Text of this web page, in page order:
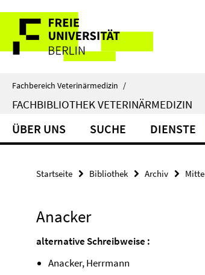
direkt
Inhalt
Service-
Navigation
Fachbereich Veterinärmedizin /
FACHBIBLIOTHEK VETERINÄRMEDIZIN
ÜBER UNS SUCHE DIENSTE
Startseite Bibliothek Archiv Mitte
Anacker
alternative Schreibweise :
Anacker, Herrmann